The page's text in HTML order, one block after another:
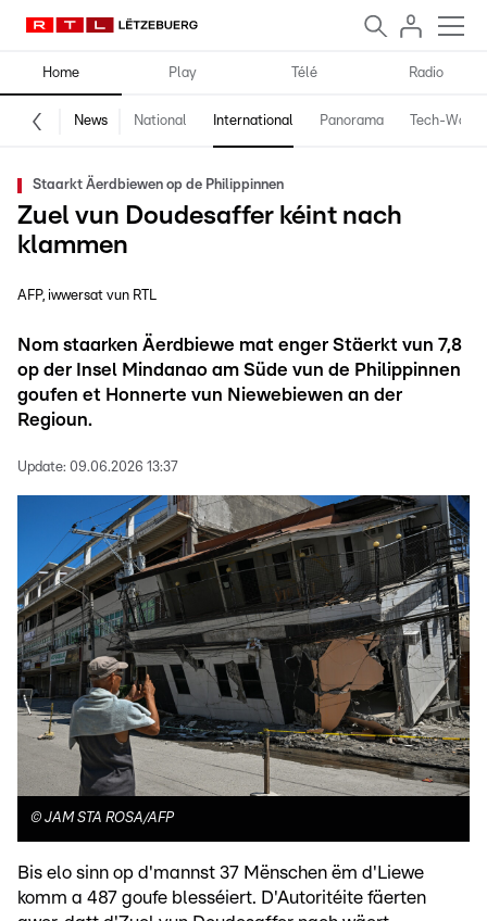
Home Play Télé Radio
News National International Panorama Tech-World
Staarkt Äerdbiewen op de Philippinnen
Zuel vun Doudesaffer kéint nach
klammen
AFP, iwwersat vun RTL
Nom staarken Äerdbiewe mat enger Stäerkt vun 7,8
op der Insel Mindanao am Süde vun de Philippinnen
goufen et Honnerte vun Niewebiewen an der
Regioun.
Update: 09.06.2026 13:37
© JAM STA ROSA/AFP
Bis elo sinn op d'mannst 37 Mënschen ëm d'Liewe
komm a 487 goufe blesséiert. D'Autoritéite fäerten